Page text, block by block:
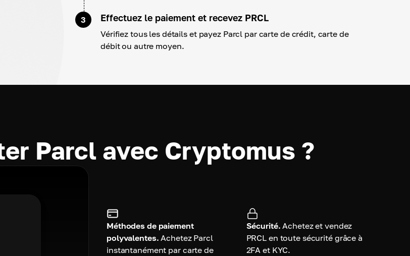
3 Effectuez le paiement et recevez PRCL
Vérifiez tous les détails et payez Parcl par carte de crédit, carte de
débit ou autre moyen.
Parcl avec Cryptomus ?
Méthodes de paiement
polyvalentes. Achetez Parcl
instantanément par carte de
Sécurité. Achetez et vendez
PRCL en toute sécurité grâce à
2FA et KYC.